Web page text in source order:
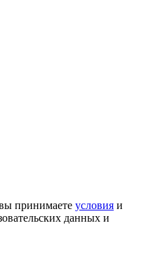
принимаете условия и
данных и